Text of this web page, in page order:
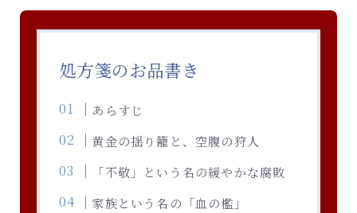
処方箋のお品書き
あらすじ
黄金の揺り籠と、空腹の狩人
「不敬」という名の緩やかな腐敗
家族という名の「血の檻」